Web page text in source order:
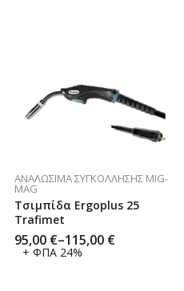
ΑΝΑΛΏΣΙΜΑ ΣΥΓΚΌΛΛΗΣΗΣ MIG-
MAG
Τσιμπίδα Ergoplus 25
Trafimet
95,00 €–115,00 €
+ ΦΠΑ 24%